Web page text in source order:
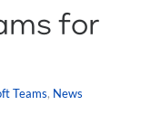
for
Teams, News